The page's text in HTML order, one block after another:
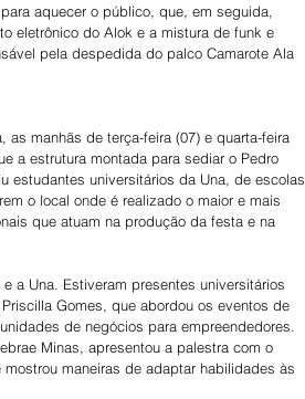
aquecer o público, que, em seguida,
eletrônico do Alok e a mistura de funk e
pela despedida do palco Camarote Ala
manhãs de terça-feira (07) e quarta-feira
a estrutura montada para sediar o Pedro
estudantes universitários da Una, de escolas
o local onde é realizado o maior e mais
que atuam na produção da festa e na
a Una. Estiveram presentes universitários
Gomes, que abordou os eventos de
de negócios para empreendedores.
Minas, apresentou a palestra com o
maneiras de adaptar habilidades às